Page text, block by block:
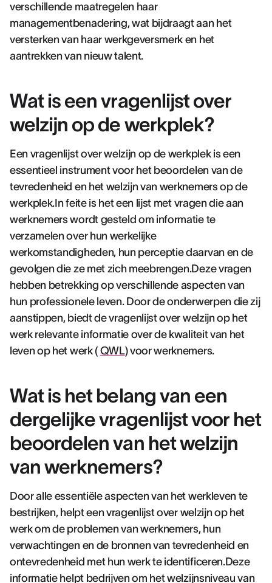
verschillende maatregelen haar
managementbenadering, wat bijdraagt aan het
versterken van haar werkgeversmerk en het
aantrekken van nieuw talent.
Wat is een vragenlijst over
welzijn op de werkplek?
Een vragenlijst over welzijn op de werkplek is een
essentieel instrument voor het beoordelen van de
tevredenheid en het welzijn van werknemers op de
werkplek.In feite is het een lijst met vragen die aan
werknemers wordt gesteld om informatie te
verzamelen over hun werkelijke
werkomstandigheden, hun perceptie daarvan en de
gevolgen die ze met zich meebrengen.Deze vragen
hebben betrekking op verschillende aspecten van
hun professionele leven. Door de onderwerpen die zij
aanstippen, biedt de vragenlijst over welzijn op het
werk relevante informatie over de kwaliteit van het
leven op het werk ( QWL) voor werknemers.
Wat is het belang van een
dergelijke vragenlijst voor het
beoordelen van het welzijn
van werknemers?
Door alle essentiële aspecten van het werkleven te
bestrijken, helpt een vragenlijst over welzijn op het
werk om de problemen van werknemers, hun
verwachtingen en de bronnen van tevredenheid en
ontevredenheid met hun werk te identificeren.Deze
informatie helpt bedrijven om het welzijnsniveau van